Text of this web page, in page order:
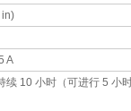
in)
A
续 10 小时（可进行 5 小